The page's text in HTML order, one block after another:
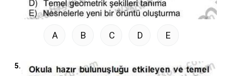
A B C D E
5.